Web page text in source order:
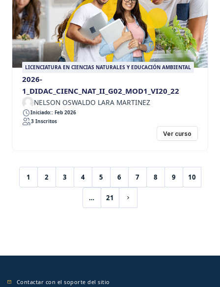
LICENCIATURA EN CIENCIAS NATURALES Y EDUCACIÓN AMBIENTAL
2026-
1_DIDAC_CIENC_NAT_II_G02_MOD1_VI20_22
NELSON OSWALDO LARA MARTINEZ
Iniciado:: Feb 2026
3 Inscritos
Ver curso
1
(current)
2 3 4 5 6 7 8 9 10
… 21
Contactar con el soporte del sitio